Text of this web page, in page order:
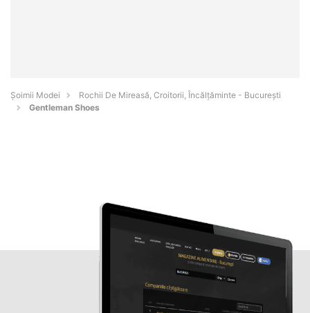
Șoimii Modei
Rochii De Mireasă, Croitorii, Încălțăminte - Bucureşti
Gentleman Shoes